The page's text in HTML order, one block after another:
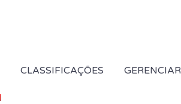
CLASSIFICAÇÕES GERENCIAR